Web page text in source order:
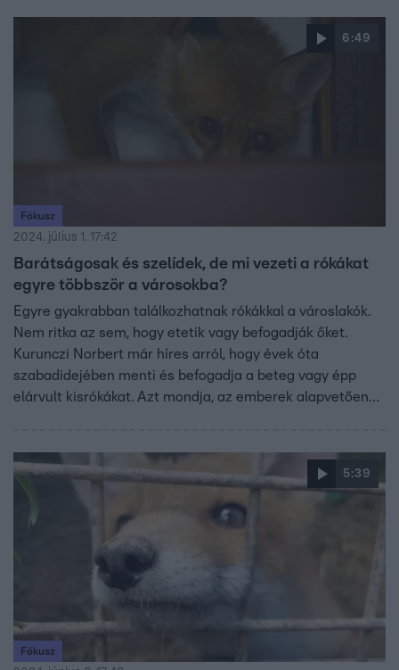
6:49
Fókusz
2024. július 1. 17:42
Barátságosak és szelídek, de mi vezeti a rókákat
egyre többször a városokba?
Egyre gyakrabban találkozhatnak rókákkal a városlakók.
Nem ritka az sem, hogy etetik vagy befogadják őket.
Kurunczi Norbert már híres arról, hogy évek óta
szabadidejében menti és befogadja a beteg vagy épp
elárvult kisrókákat. Azt mondja, az emberek alapvetően
éppen ők kerültek veszélybe az emberek miatt.
5:39
Fókusz